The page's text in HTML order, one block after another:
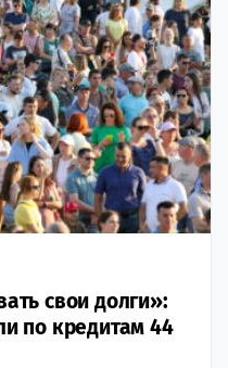
свои долги»:
по кредитам 44